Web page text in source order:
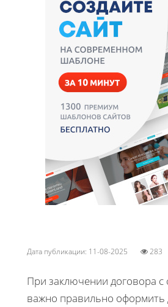
Дата публикации: 11-08-2025 283
При заключении договора с
важно правильно оформить